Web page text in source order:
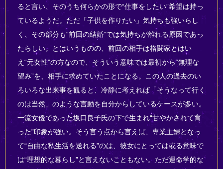
ると言い、そのうち何らかの形で“仕事をしたい”希望は持っ
ているようだ。ただ「子供を作りたい」気持ちも強いらし
く、その部分も“前回の結婚”では気持ちが離れる原因であっ
たらしい。とはいうものの、前回の相手は格闘家とはい
え“元女性”の方なので、そういう意味では最初から“無理な
望み”を、相手に求めていたことになる。この人の過去のい
ろいろな出来事を観ると、冷静に考えれば「そうなって行く
のは当然」のような言動を自分からしているケースが多い。
一流女優であった坂口良子氏の下で生まれ“甘やかされて育
った”印象が強い。そう言う点から言えば、専業主婦となっ
て“自由な私生活を送れる”のは、彼女にとっては或る意味で
は“理想的な暮らし”と言えないこともない。ただ運命学的な